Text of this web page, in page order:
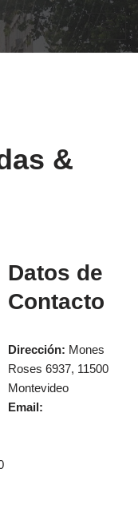
&
Datos de
Contacto
Dirección: Mones
Roses 6937, 11500
Montevideo
Email: